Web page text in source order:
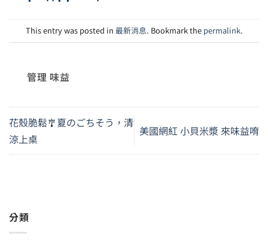
分類
This entry was posted in 最新消息. Bookmark the permalink.
管理 味益
花殼脆鬆🎐夏のごちそう，清
涼上桌
美國網紅 小貝米漿 來味益唷